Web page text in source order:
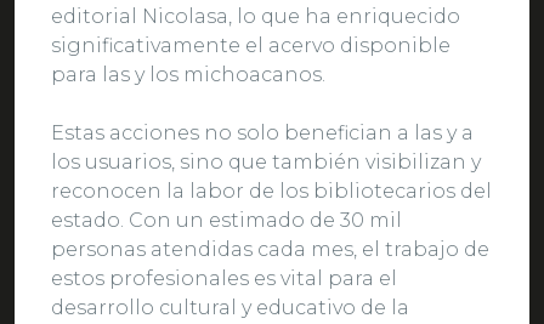
editorial Nicolasa, lo que ha enriquecido
significativamente el acervo disponible
para las y los michoacanos.
Estas acciones no solo benefician a las y a
los usuarios, sino que también visibilizan y
reconocen la labor de los bibliotecarios del
estado. Con un estimado de 30 mil
personas atendidas cada mes, el trabajo de
estos profesionales es vital para el
desarrollo cultural y educativo de la